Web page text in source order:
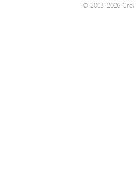
© 2003-2026